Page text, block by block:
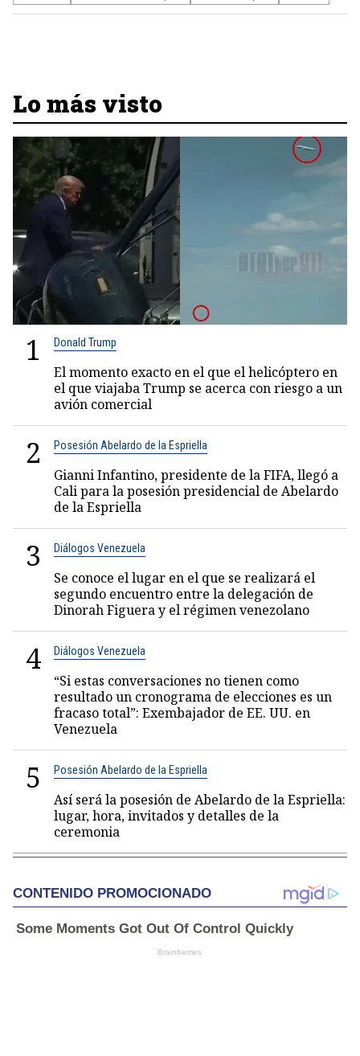
Lo más visto
1 Donald Trump
El momento exacto en el que el helicóptero en
el que viajaba Trump se acerca con riesgo a un
avión comercial
2 Posesión Abelardo de la Espriella
Gianni Infantino, presidente de la FIFA, llegó a
Cali para la posesión presidencial de Abelardo
de la Espriella
3 Diálogos Venezuela
Se conoce el lugar en el que se realizará el
segundo encuentro entre la delegación de
Dinorah Figuera y el régimen venezolano
4 Diálogos Venezuela
“Si estas conversaciones no tienen como
resultado un cronograma de elecciones es un
fracaso total”: Exembajador de EE. UU. en
Venezuela
5 Posesión Abelardo de la Espriella
Así será la posesión de Abelardo de la Espriella:
lugar, hora, invitados y detalles de la
ceremonia